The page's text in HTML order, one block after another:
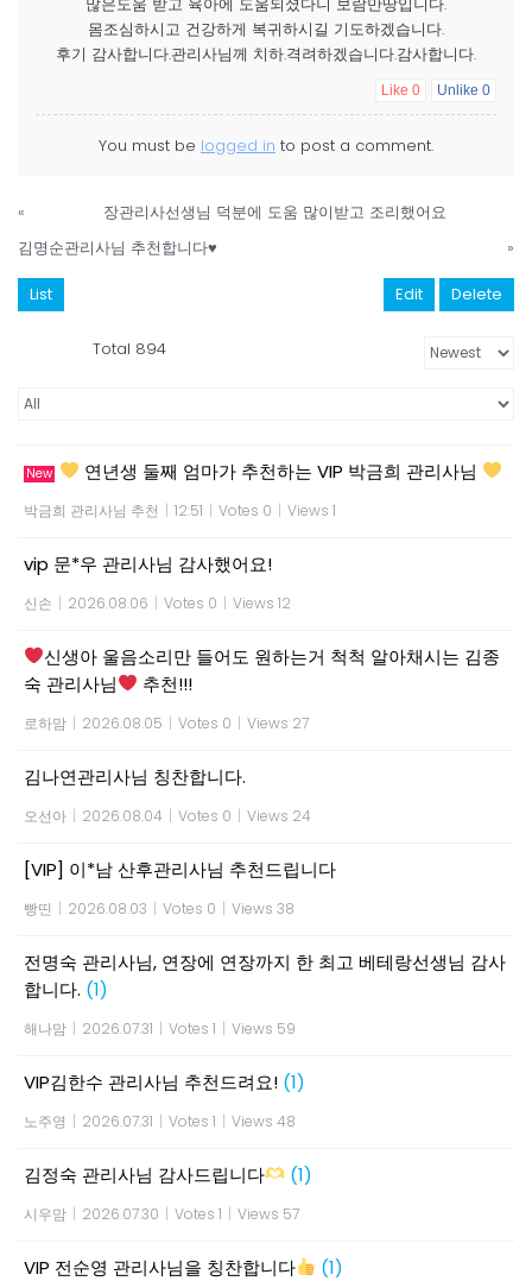
몸조심하시고 건강하게 복귀하시길 기도하겠습니다.
후기 감사합니다.관리사님께 치하.격려하겠습니다.감사합니다.
Like 0 Unlike 0
You must be logged in to post a comment.
«
장관리사선생님 덕분에 도움 많이받고 조리했어요
김명순관리사님 추천합니다♥
»
List Edit Delete
Total 894
New 연년생 둘째 엄마가 추천하는 VIP 박금희 관리사님
박금희 관리사님 추천 | 12:51 | Votes 0 | Views 1
vip 문*우 관리사님 감사했어요!
신손 | 2026.08.06 | Votes 0 | Views 12
신생아 울음소리만 들어도 원하는거 척척 알아채시는 김종
숙 관리사님
추천!!!
로하맘 | 2026.08.05 | Votes 0 | Views 27
김나연관리사님 칭찬합니다.
오선아 | 2026.08.04 | Votes 0 | Views 24
[VIP] 이*남 산후관리사님 추천드립니다
빵띤 | 2026.08.03 | Votes 0 | Views 38
전명숙 관리사님, 연장에 연장까지 한 최고 베테랑선생님 감사
합니다. (1)
해나맘 | 2026.07.31 | Votes 1 | Views 59
VIP김한수 관리사님 추천드려요! (1)
노주영 | 2026.07.31 | Votes 1 | Views 48
김정숙 관리사님 감사드립니다 (1)
시우맘 | 2026.07.30 | Votes 1 | Views 57
VIP 전순영 관리사님을 칭찬합니다 (1)